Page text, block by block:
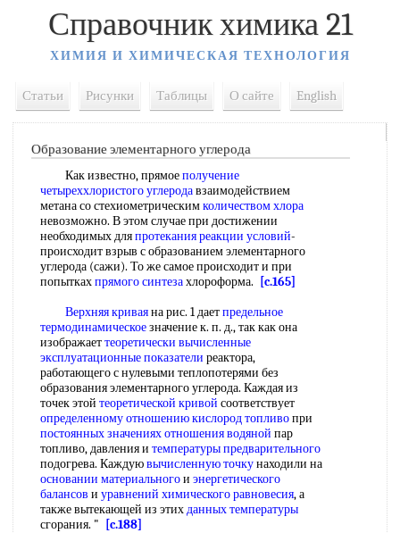
Справочник химика 21
ХИМИЯ И ХИМИЧЕСКАЯ ТЕХНОЛОГИЯ
Статьи Рисунки Таблицы О сайте English
Образование элементарного углерода
Как известно, прямоеполучение
четыреххлористого углеродавзаимодействием
метана со стехиометрическимколичеством хлора
невозможно. В этом случае при достижении
необходимых дляпротекания реакции условий-
происходит взрыв с образованием элементарного
углерода (сажи). То же самое происходит и при
попыткахпрямого синтезахлороформа.
[c.165]
Верхняя криваяна рис. 1 даетпредельное
термодинамическоезначение к. п. д., так как она
изображаеттеоретически вычисленные
эксплуатационные показатели реактора,
работающего с нулевыми теплопотерями без
образования элементарного углерода. Каждая из
точек этой теоретической кривой соответствует
определенному отношениюкислород топливопри
постоянных значенияхотношения водяной пар
топливо, давления и температуры предварительного
подогрева. Каждуювычисленную точкунаходили на
основании материальногои энергетического
балансов и уравнений химического равновесия, а
также вытекающей из этихданных температуры
сгорания. "
[c.188]